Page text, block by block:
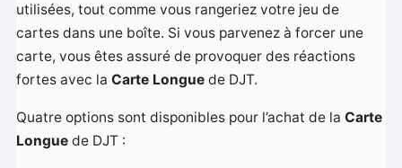
utilisées, tout comme vous rangeriez votre jeu de
cartes dans une boîte. Si vous parvenez à forcer une
carte, vous êtes assuré de provoquer des réactions
fortes avec laCarte Longue de DJT.
Quatre options sont disponibles pour l’achat de laCarte
Longue de DJT :